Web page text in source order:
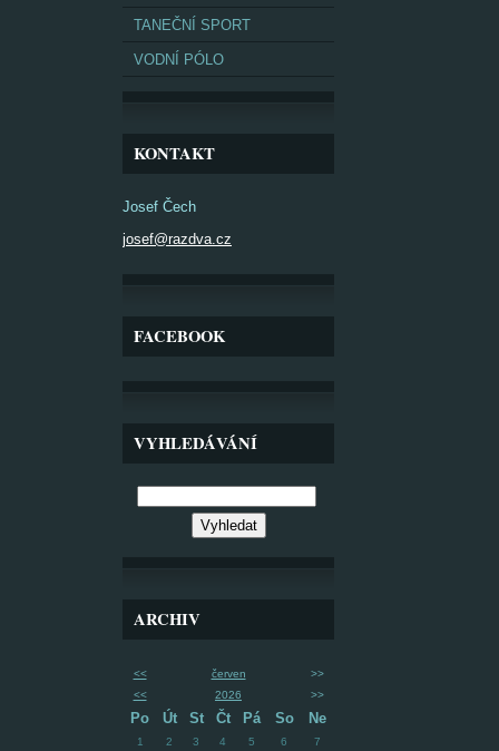
TANEČNÍ SPORT
VODNÍ PÓLO
KONTAKT
Josef Čech
josef@razdva.cz
FACEBOOK
VYHLEDÁVÁNÍ
ARCHIV
<< červen
>>
<<
2026 >>
Po Út St Čt Pá So Ne
1 2 3 4 5 6
7